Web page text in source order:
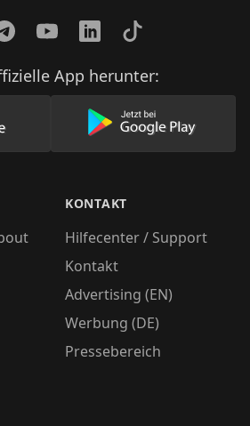
YouTubeLinkedInTikTok
App herunter:
App im AppStore herunter
Lade unsere
KONTAKT
Hilfecenter / Support
Kontakt
Advertising (EN)
Werbung (DE)
Pressebereich